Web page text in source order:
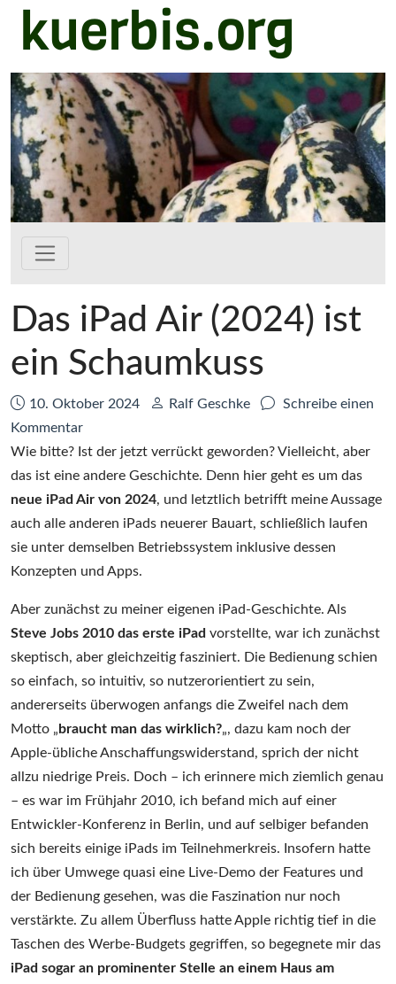
Zum Hauptinhalt springen
kuerbis.org
Das iPad Air (2024) ist
ein Schaumkuss
Datum:
10. Oktober 2024 Autor:
Ralf Geschke
Schreibe einen
Kommentarzu
Das
iPad
Air
(2024)
ist
ein
Wie bitte? Ist der jetzt verrückt geworden? Vielleicht, aber
das ist eine andere Geschichte. Denn hier geht es um das
neue iPad Air von 2024, und letztlich betrifft meine Aussage
auch alle anderen iPads neuerer Bauart, schließlich laufen
sie unter demselben Betriebssystem inklusive dessen
Konzepten und Apps.
Aber zunächst zu meiner eigenen iPad-Geschichte. Als
Steve Jobs 2010 das erste iPad vorstellte, war ich zunächst
skeptisch, aber gleichzeitig fasziniert. Die Bedienung schien
so einfach, so intuitiv, so nutzerorientiert zu sein,
andererseits überwogen anfangs die Zweifel nach dem
Motto „braucht man das wirklich?„, dazu kam noch der
Apple-übliche Anschaffungswiderstand, sprich der nicht
allzu niedrige Preis. Doch – ich erinnere mich ziemlich genau
– es war im Frühjahr 2010, ich befand mich auf einer
Entwickler-Konferenz in Berlin, und auf selbiger befanden
sich bereits einige iPads im Teilnehmerkreis. Insofern hatte
ich über Umwege quasi eine Live-Demo der Features und
der Bedienung gesehen, was die Faszination nur noch
verstärkte. Zu allem Überfluss hatte Apple richtig tief in die
Taschen des Werbe-Budgets gegriffen, so begegnete mir das
iPad sogar an prominenter Stelle an einem Haus am